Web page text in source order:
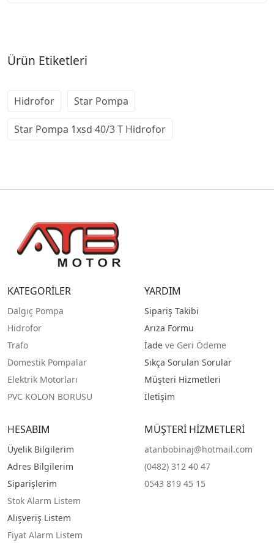
Ürün Etiketleri
Hidrofor Star Pompa
Star Pompa 1xsd 40/3 T Hidrofor
KATEGORİLER
Dalgıç Pompa
Hidrofor
Trafo
Domestik Pompalar
Elektrik Motorları
PVC KOLON BORUSU
YARDIM
Sipariş Takibi
Arıza Formu
İade ve Geri Ödeme
Sıkça Sorulan Sorular
Müşteri Hizmetleri
İletişim
HESABIM
Üyelik Bilgilerim
Adres Bilgilerim
Siparişlerim
Stok Alarm Listem
Alışveriş Listem
Fiyat Alarm Listem
MÜŞTERİ HİZMETLERİ
atanbobinaj@hotmail.com
(0482) 312 40 47
0543 819 45 15